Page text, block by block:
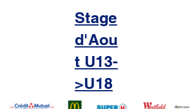
Stage
d'Aou
t U13-
>U18